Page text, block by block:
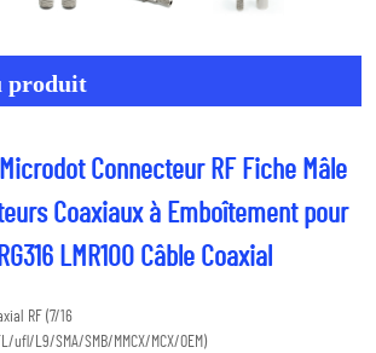
produit
Connecteur RF Fiche Mâle
Coaxiaux à Emboîtement pour
LMR100 Câble Coaxial
RF (7/16
ufl/L9/SMA/SMB/MMCX/MCX/OEM)